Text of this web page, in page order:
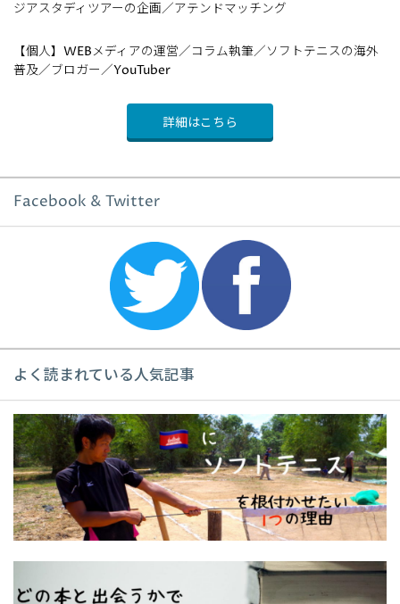
ジアスタディツアーの企画／アテンドマッチング
【個人】WEBメディアの運営／コラム執筆／ソフトテニスの海外
普及／ブロガー／YouTuber
詳細はこちら
Facebook & Twitter
よく読まれている人気記事